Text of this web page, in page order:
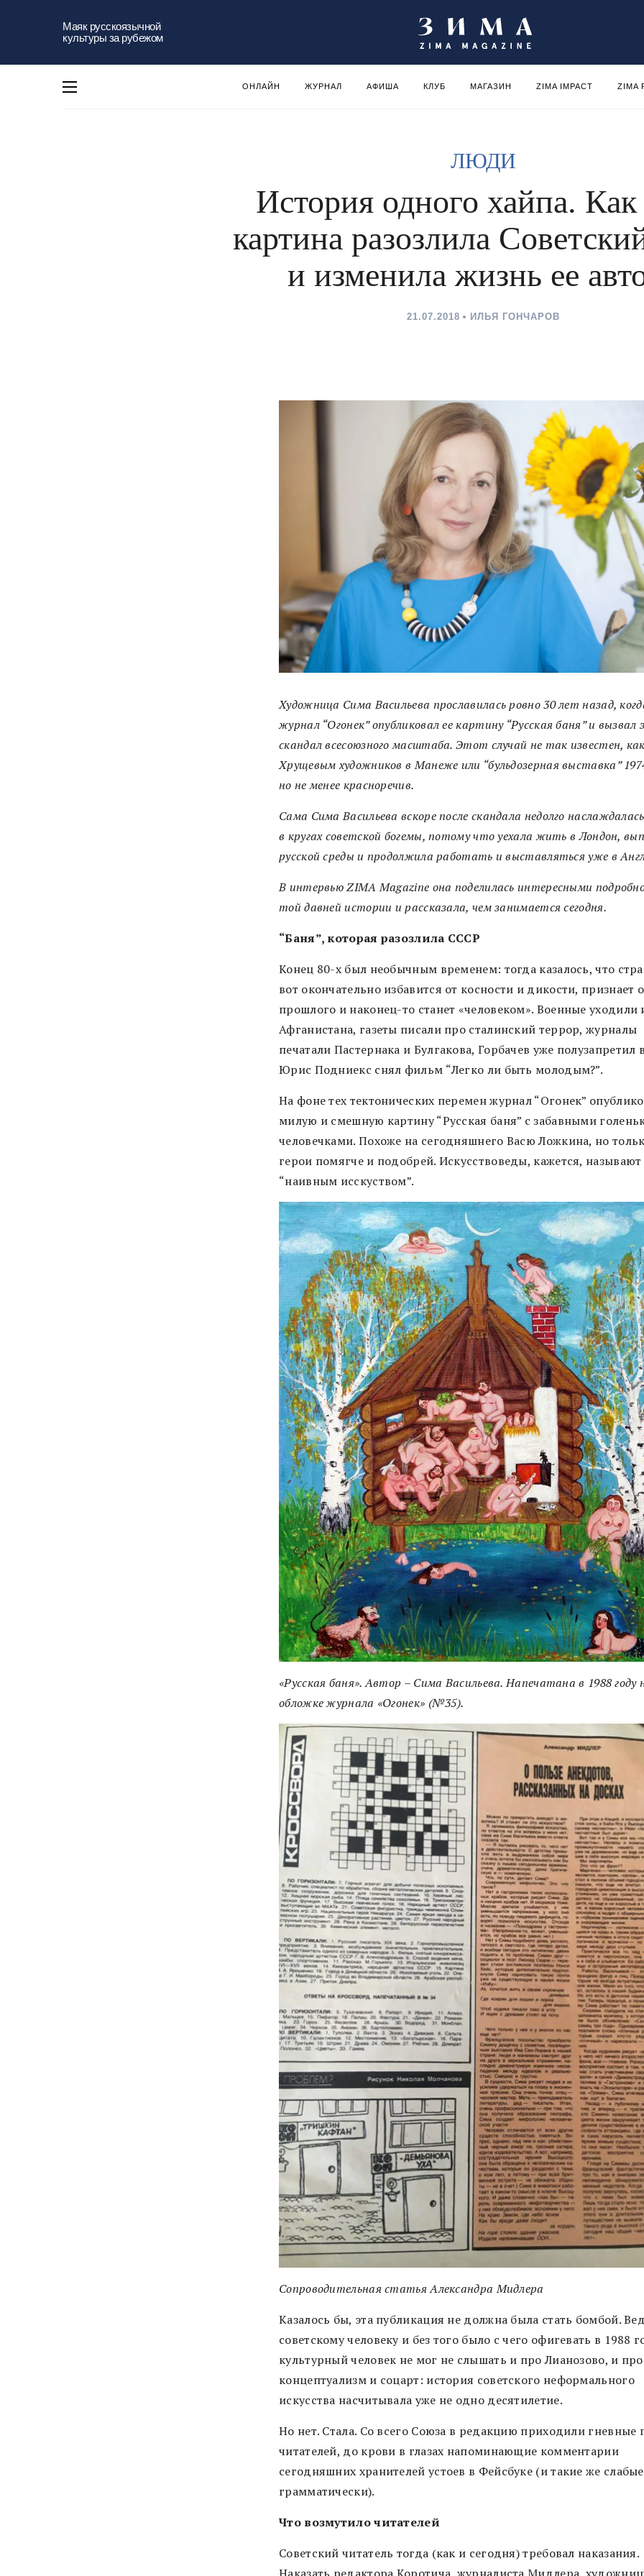
Маяк русскоязычной
культуры за рубежом
ОНЛАЙН ЖУРНАЛ АФИША КЛУБ МАГАЗИН ZIMA IMPACT ZIMA
ЛЮДИ
История одного хайпа.
картина разозлила
и изменила жизнь ее
21.07.2018 ИЛЬЯ ГОНЧАРОВ
Художница Сима Васильева прославилась ровно 30 лет назад,
журнал “Огонек” опубликовал ее картину “Русская баня” и
скандал всесоюзного масштаба. Этот случай не так известен,
Хрущевым художников в Манеже или “бульдозерная выставка”
но не менее красноречив.
Сама Сима Васильева вскоре после скандала недолго
в кругах советской богемы, потому что уехала жить в Лондон,
русской среды и продолжила работать и выставляться уже в
В интервью ZIMA Magazine она поделилась интересными
той давней истории и рассказала, чем занимается сегодня.
“Баня”, которая разозлила СССР
Конец 80-х был необычным временем: тогда казалось, что
вот окончательно избавится от косности и дикости, признает
прошлого и наконец-то станет «человеком». Военные уходили
Афганистана, газеты писали про сталинский террор, журналы
печатали Пастернака и Булгакова, Горбачев уже полузапретил
Юрис Подниекс снял фильм “Легко ли быть молодым?”.
На фоне тех тектонических перемен журнал “Огонек”
милую и смешную картину “Русская баня” с забавными
человечками. Похоже на сегодняшнего Васю Ложкина, но
герои помягче и подобрей. Искусствоведы, кажется, называют
“наивным исскуством”.
«Русская баня». Автор – Сима Васильева. Напечатана в 1988 году
обложке журнала «Огонек» (№35).
Сопроводительная статья Александра Мидлера
Казалось бы, эта публикация не должна была стать бомбой.
советскому человеку и без того было с чего офигевать в 1988
культурный человек не мог не слышать и про Лианозово, и про
концептуализм и соцарт: история советского неформального
искусства насчитывала уже не одно десятилетие.
Но нет. Стала. Со всего Союза в редакцию приходили гневные
читателей, до крови в глазах напоминающие комментарии
сегодняшних хранителей устоев в Фейсбуке (и такие же слабые
грамматически).
Что возмутило читателей
Советский читатель тогда (как и сегодня) требовал наказания.
Наказать редактора Коротича, журналиста Мидлера,